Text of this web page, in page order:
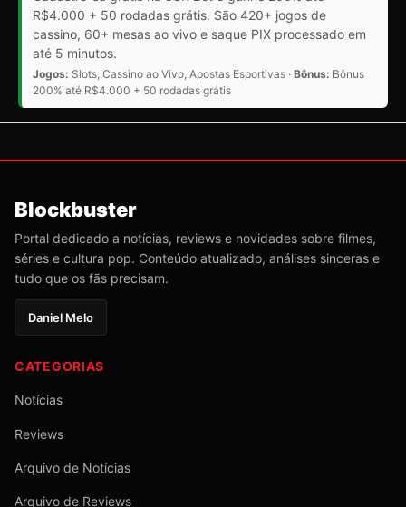
R$4.000 + 50 rodadas grátis. São 420+ jogos de
cassino, 60+ mesas ao vivo e saque PIX processado em
até 5 minutos.
Jogos: Slots, Cassino ao Vivo, Apostas Esportivas · Bônus: Bônus
200% até R$4.000 + 50 rodadas grátis
Blockbuster
Portal dedicado a notícias, reviews e novidades sobre filmes,
séries e cultura pop. Conteúdo atualizado, análises sinceras e
tudo que os fãs precisam.
Daniel Melo
CATEGORIAS
Notícias
Reviews
Arquivo de Notícias
Arquivo de Reviews